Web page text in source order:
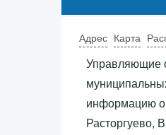
Адрес Карта
Управляющие
информацию о
Расторгуево,